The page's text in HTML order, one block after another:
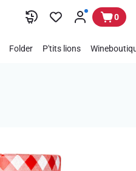
0
Folder P'tits lions